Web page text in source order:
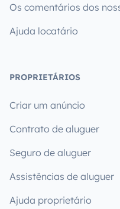
Os comentários dos
Ajuda locatário
PROPRIETÁRIOS
Criar um anúncio
Contrato de aluguer
Seguro de aluguer
Assistências de aluguer
Ajuda proprietário